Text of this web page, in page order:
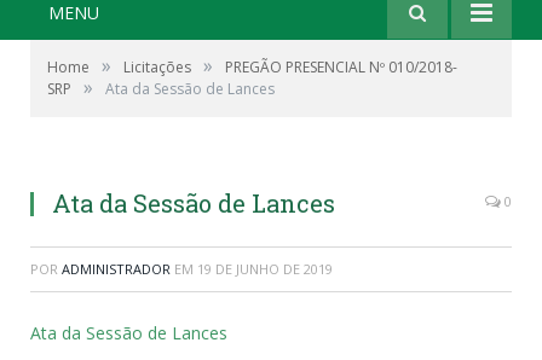
MENU
Home » Licitações »
PREGÃO PRESENCIAL Nº 010/2018-
SRP
» Ata da Sessão de Lances
Ata da Sessão de Lances 0
POR ADMINISTRADOR EM 19 DE JUNHO DE 2019
Ata da Sessão de Lances